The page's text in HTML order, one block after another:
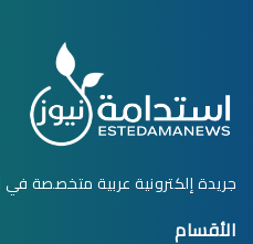
جريدة إلكترونية عربية متخصصة في
الأقسام